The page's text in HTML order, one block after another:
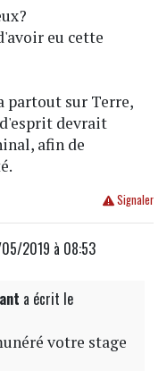
eu cette
partout sur Terre,
devrait
afin de
Signaler
2019 à 08:53
a écrit le
votre stage